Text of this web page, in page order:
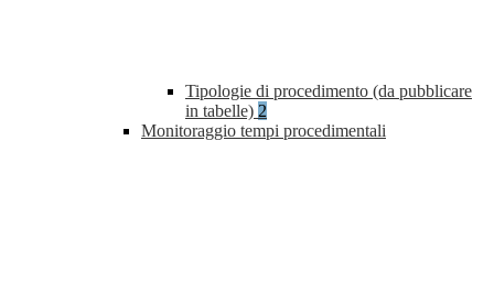
Tipologie di procedimento (da pubblicare
in tabelle) 2
Monitoraggio tempi procedimentali